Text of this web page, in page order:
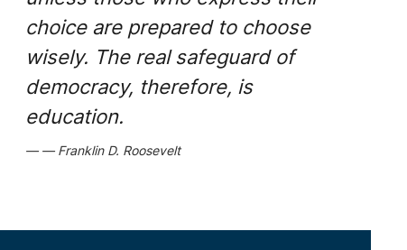
choice are prepared to choose
wisely. The real safeguard of
democracy, therefore, is
education.
Franklin D. Roosevelt